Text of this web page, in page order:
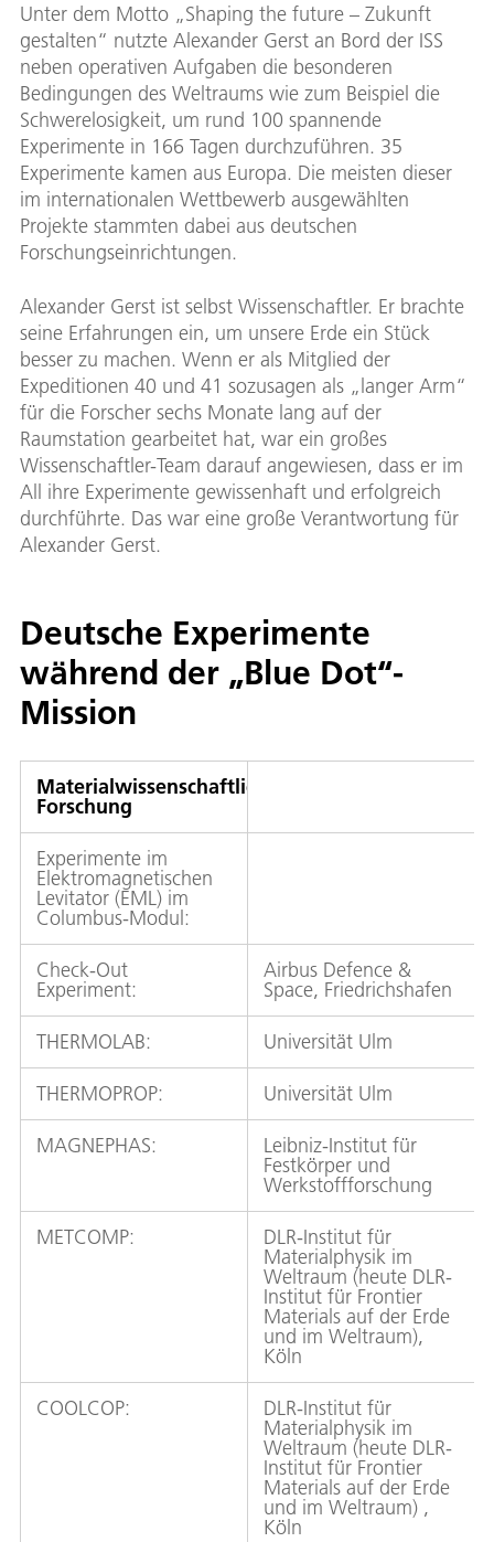
Unter dem Motto „Shaping the future – Zukunft
gestalten“ nutzte Alexander Gerst an Bord der ISS
neben operativen Aufgaben die besonderen
Bedingungen des Weltraums wie zum Beispiel die
Schwerelosigkeit, um rund 100 spannende
Experimente in 166 Tagen durchzuführen. 35
Experimente kamen aus Europa. Die meisten dieser
im internationalen Wettbewerb ausgewählten
Projekte stammten dabei aus deutschen
Forschungseinrichtungen.
Alexander Gerst ist selbst Wissenschaftler. Er brachte
seine Erfahrungen ein, um unsere Erde ein Stück
besser zu machen. Wenn er als Mitglied der
Expeditionen 40 und 41 sozusagen als „langer Arm“
für die Forscher sechs Monate lang auf der
Raumstation gearbeitet hat, war ein großes
Wissenschaftler-Team darauf angewiesen, dass er im
All ihre Experimente gewissenhaft und erfolgreich
durchführte. Das war eine große Verantwortung für
Alexander Gerst.
Deutsche Experimente
während der „Blue Dot“-
Mission
Materialwissenschaftliche
Forschung
Experimente im
Elektromagnetischen
Levitator (EML) im
Columbus-Modul:
Check-Out
Experiment:
Airbus Defence &
Space, Friedrichshafen
THERMOLAB: Universität Ulm
THERMOPROP: Universität Ulm
MAGNEPHAS: Leibniz-Institut für
Festkörper und
Werkstoffforschung
METCOMP: DLR-Institut für
Materialphysik im
Weltraum (heute DLR-
Institut für Frontier
Materials auf der Erde
und im Weltraum),
Köln
COOLCOP: DLR-Institut für
Materialphysik im
Weltraum (heute DLR-
Institut für Frontier
Materials auf der Erde
und im Weltraum) ,
Köln